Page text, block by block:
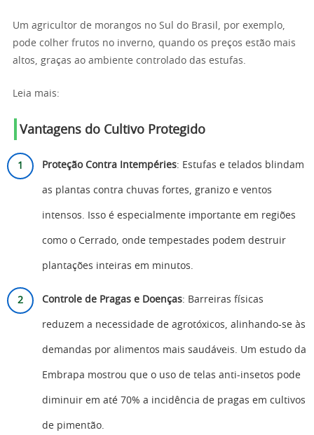
Um agricultor de morangos no Sul do Brasil, por exemplo,
pode colher frutos no inverno, quando os preços estão mais
altos, graças ao ambiente controlado das estufas.
Leia mais:
Vantagens do Cultivo Protegido
Proteção Contra Intempéries: Estufas e telados blindam
as plantas contra chuvas fortes, granizo e ventos
intensos. Isso é especialmente importante em regiões
como o Cerrado, onde tempestades podem destruir
plantações inteiras em minutos.
Controle de Pragas e Doenças: Barreiras físicas
reduzem a necessidade de agrotóxicos, alinhando-se às
demandas por alimentos mais saudáveis. Um estudo da
Embrapa mostrou que o uso de telas anti-insetos pode
diminuir em até 70% a incidência de pragas em cultivos
de pimentão.